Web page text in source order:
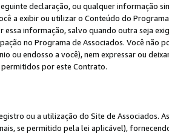
declaração, ou qualquer informação
a exibir ou utilizar o Conteúdo do
informação, salvo quando outra seja
no Programa de Associados. Você não
ou endosso a você), nem expressar ou
por este Contrato.
ou a utilização do Site de Associados.
se permitido pela lei aplicável),